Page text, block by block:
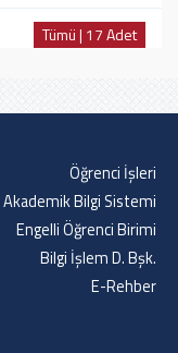
Tümü | 17 Adet
Öğrenci İşleri
Akademik Bilgi Sistemi
Engelli Öğrenci Birimi
Bilgi İşlem D. Bşk.
E-Rehber